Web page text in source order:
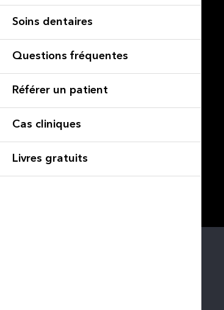
Soins dentaires
Questions fréquentes
Référer un patient
Cas cliniques
Livres gratuits